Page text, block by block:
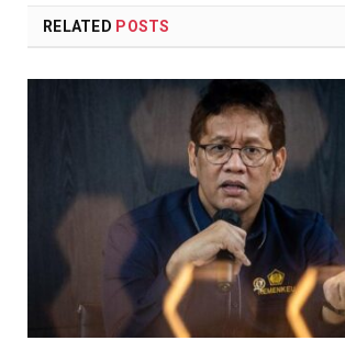
RELATED POSTS